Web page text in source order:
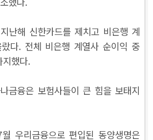
난해 신한카드를 제치고 비은행 계
다. 전체 비은행 계열사 순이익 중
했다.
금융은 보험사들이 큰 힘을 보태지
우리금융으로 편입된 동양생명은